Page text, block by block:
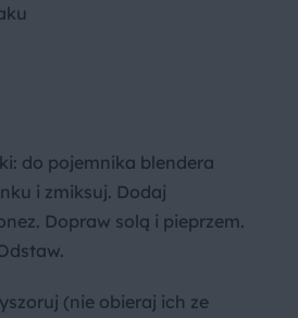
do pojemnika blendera
i zmiksuj. Dodaj
Dopraw solą i pieprzem.
(nie obieraj ich ze